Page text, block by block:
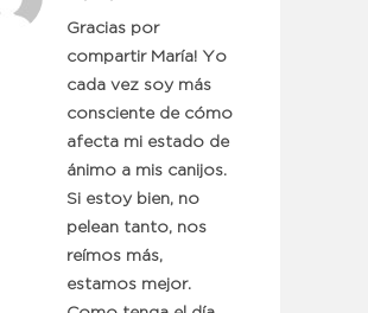
Gracias por
compartir María! Yo
cada vez soy más
consciente de cómo
afecta mi estado de
ánimo a mis canijos.
Si estoy bien, no
pelean tanto, nos
reímos más,
estamos mejor.